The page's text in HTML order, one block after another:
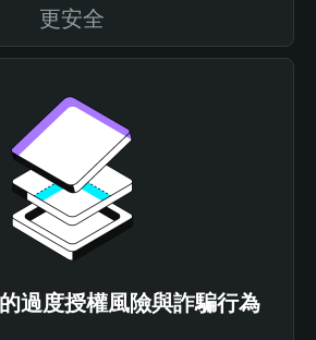
更安全
過度授權風險與詐騙行為